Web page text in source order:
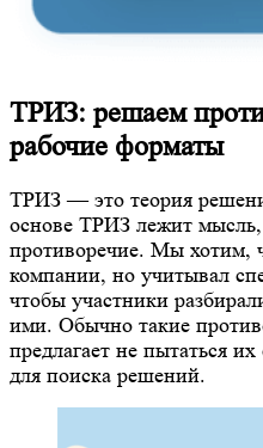
ТРИЗ: решаем
рабочие форматы
ТРИЗ — это теория
основе ТРИЗ лежит мысль,
противоречие. Мы хотим,
компании, но учитывал
чтобы участники
ими. Обычно такие
предлагает не пытаться
для поиска решений.